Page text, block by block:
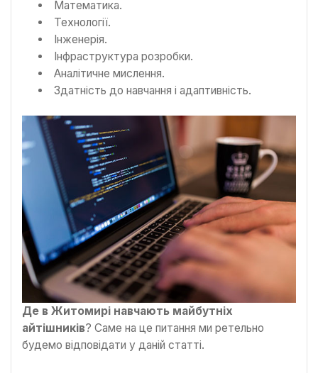
Математика.
Технології.
Інженерія.
Інфраструктура розробки.
Аналітичне мислення.
Здатність до навчання і адаптивність.
Де в Житомирі навчають майбутніх
айтішників? Саме на це питання ми ретельно
будемо відповідати у даній статті.